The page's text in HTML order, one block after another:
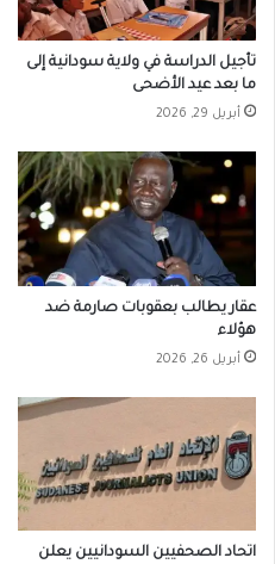
تأجيل الدراسة في ولاية سودانية إلى
ما بعد عيد الأضحى
أبريل 29, 2026
عقار يطالب بعقوبات صارمة ضد
هؤلاء
أبريل 26, 2026
اتحاد الصحفيين السودانيين يعلن